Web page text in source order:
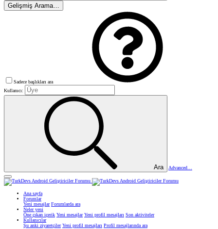
Gelişmiş Arama…
Sadece başlıkları ara
Kullanıcı:
Ara Advanced…
Ana sayfa
Forumlar
Yeni mesajlar Forumlarda ara
Neler yeni
Öne çıkan içerik Yeni mesajlar Yeni profil mesajları Son aktiviteler
Kullanıcılar
Şu anki ziyaretçiler Yeni profil mesajları Profil mesajlarında ara